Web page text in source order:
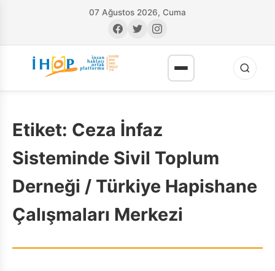
07 Ağustos 2026, Cuma
Etiket: Ceza İnfaz
Sisteminde Sivil Toplum
Derneği / Türkiye Hapishane
Çalışmaları Merkezi